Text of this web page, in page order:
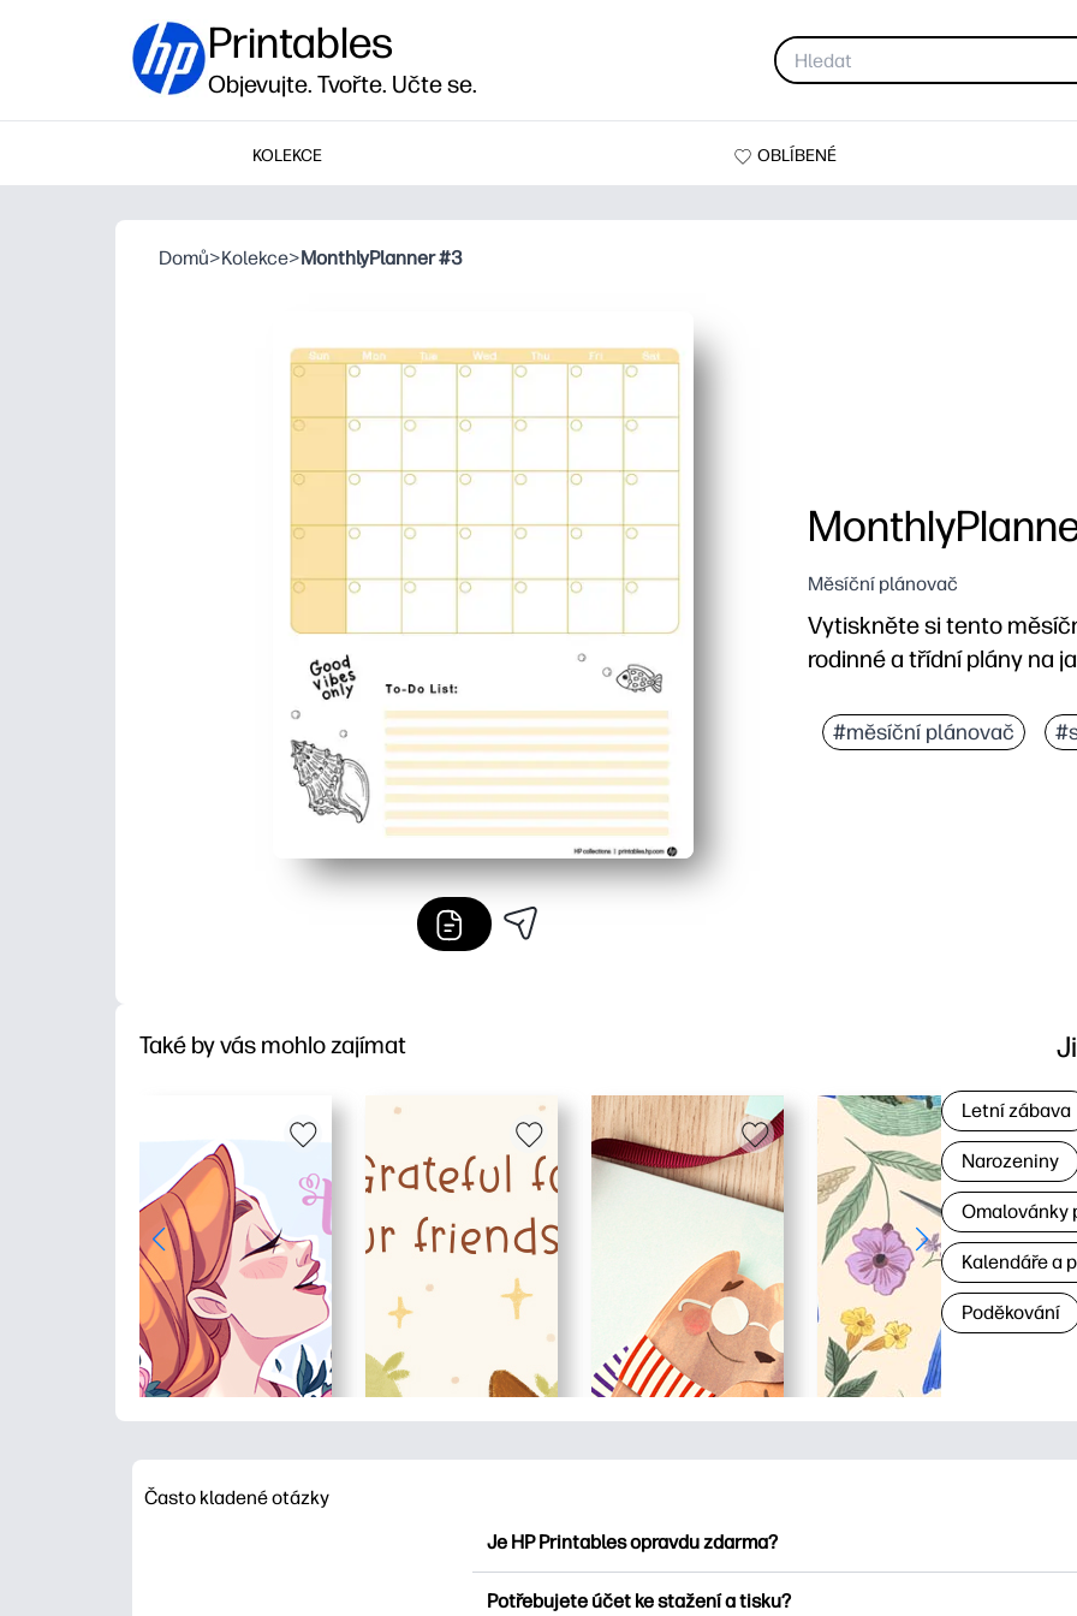
Printables
Objevujte. Tvořte. Učte se.
KOLEKCE OBLÍBENÉ
Domů>Kolekce>MonthlyPlanner #3
Měsíční plánovač
Vytiskněte si tento
rodinné a třídní plány na
Žádná příprava - stačí
#měsíční plánovač
Také by vás mohlo zajímat
Letní zábava
Narozeniny
Omalovánky
Kalendáře a
Poděkování
Často kladené otázky
Je HP Printables opravdu zdarma?
Potřebujete účet ke stažení a tisku?